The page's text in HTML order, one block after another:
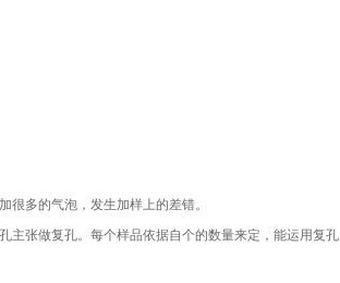
很多的气泡，发生加样上的差错。
主张做复孔。每个样品依据自个的数量来定，能运用复孔